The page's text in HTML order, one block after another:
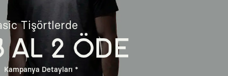
Tişörtlerde
AL 2 ÖDE
Kampanya Detayları *